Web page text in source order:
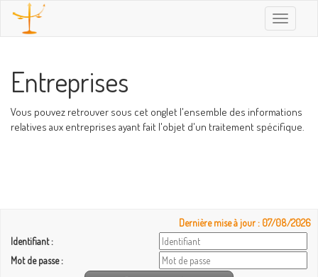
Toggle
Entreprises
Vous pouvez retrouver sous cet onglet l'ensemble des informations
relatives aux entreprises ayant fait l'objet d'un traitement spécifique.
Dernière mise à jour : 07/08/2026
Identifiant :
Mot de passe :